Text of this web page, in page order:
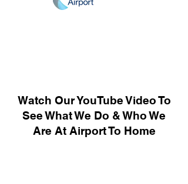
Watch Our YouTube Video To
See What We Do & Who We
Are At Airport To Home